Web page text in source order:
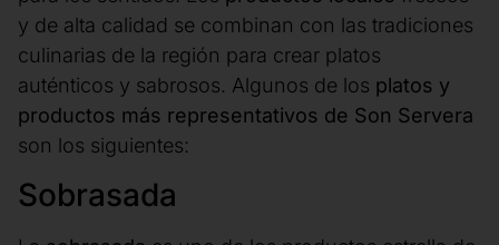
y de alta calidad se combinan con las tradiciones
culinarias de la región para crear platos
auténticos y sabrosos. Algunos de los platos y
productos más representativos de Son Servera
son los siguientes:
Sobrasada